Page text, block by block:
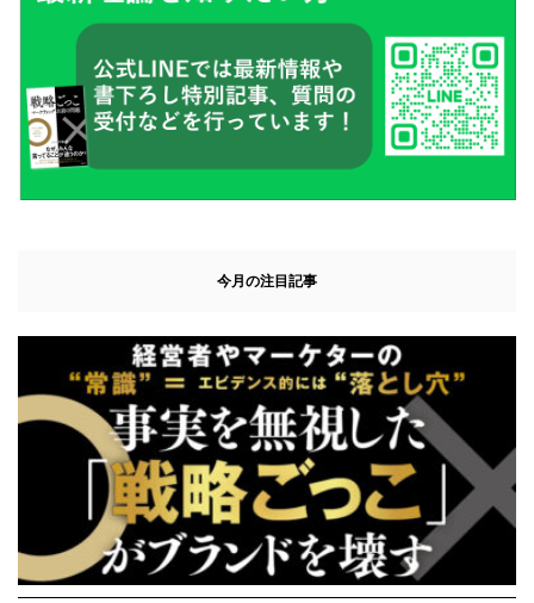
今月の注目記事